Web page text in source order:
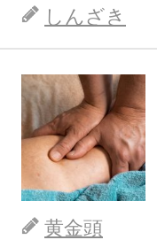
しんざき
黄金頭